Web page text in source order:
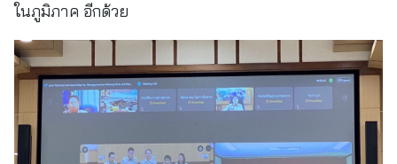
ในภูมิภาค อีกด้วย